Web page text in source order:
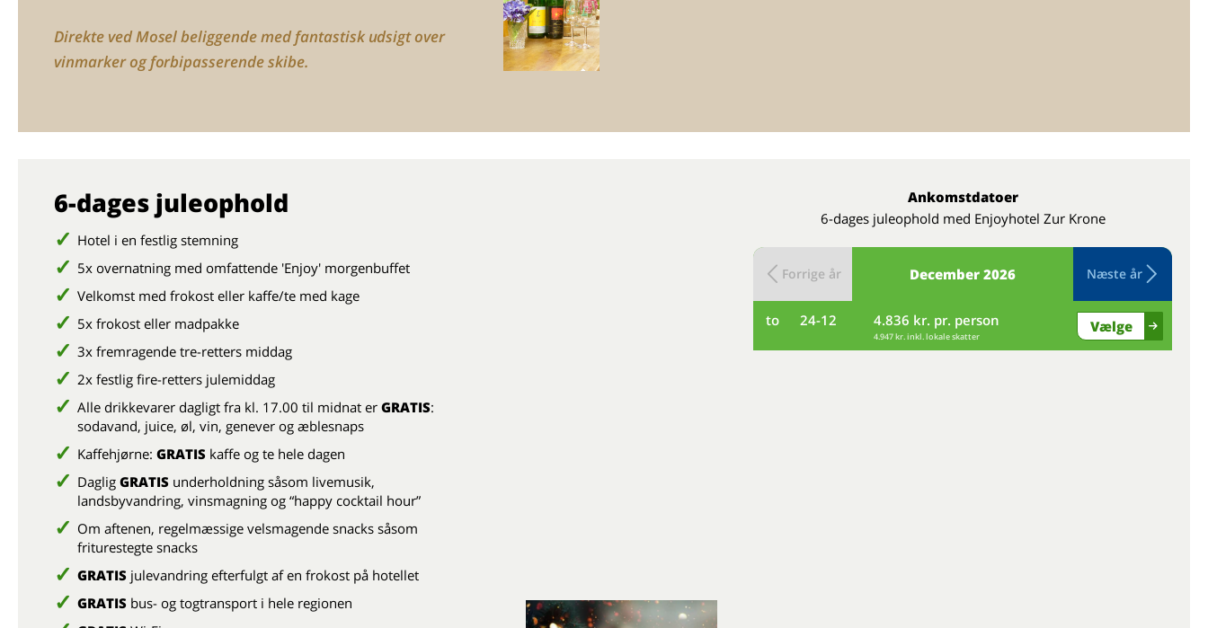
Direkte ved Mosel beliggende med fantastisk udsigt over
vinmarker og forbipasserende skibe.
6-dages juleophold
Hotel i en festlig stemning
5x overnatning med omfattende 'Enjoy' morgenbuffet
Velkomst med frokost eller kaffe/te med kage
5x frokost eller madpakke
3x fremragende tre-retters middag
2x festlig fire-retters julemiddag
Alle drikkevarer dagligt fra kl. 17.00 til midnat er GRATIS:
sodavand, juice, øl, vin, genever og æblesnaps
Kaffehjørne: GRATIS kaffe og te hele dagen
Daglig GRATIS underholdning såsom livemusik,
landsbyvandring, vinsmagning og “happy cocktail hour”
Om aftenen, regelmæssige velsmagende snacks såsom
friturestegte snacks
GRATIS julevandring efterfulgt af en frokost på hotellet
GRATIS bus- og togtransport i hele regionen
Ankomstdatoer
6-dages juleophold med Enjoyhotel Zur Krone
December 2026
Forrige år Næste år
to 24-12 4.836 kr. pr. person
4.947 kr. inkl. lokale skatter
Vælge